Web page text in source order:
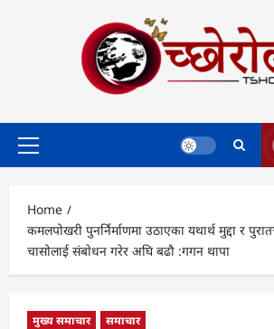
Primary
Home
कमलपोखरी पुनर्निर्माणमा उठाएका यथार्थ मुद्दा र
चासोलाई संबाेधन गरेर अघि बढौ :गगन थापा
मुख्य समाचार समाचार